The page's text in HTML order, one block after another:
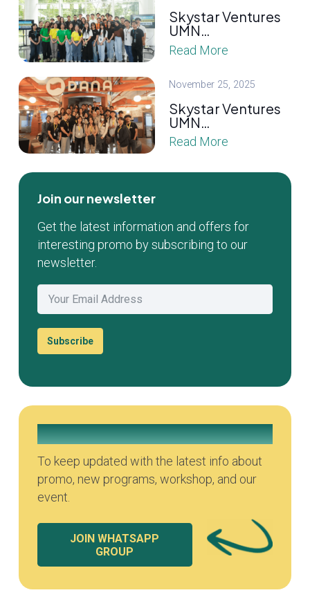
Skystar Ventures
UMN…
Read More
November 25, 2025
Skystar Ventures
UMN…
Read More
Join our newsletter
Get the latest information and offers for
interesting promo by subscribing to our
newsletter.
Subscribe
Join our Whatsapp Group
To keep updated with the latest info about
promo, new programs, workshop, and our
event.
JOIN WHATSAPP
GROUP